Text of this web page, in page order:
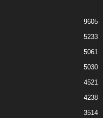
9605
5233
5061
5030
4521
4238
3514